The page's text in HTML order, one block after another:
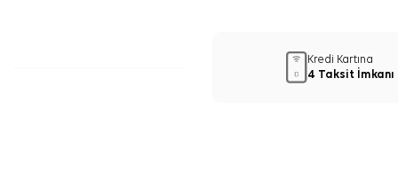
Kredi Kartına
4 Taksit İmkanı